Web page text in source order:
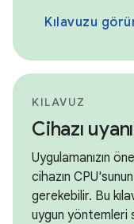
Kılavuzu
KILAVUZ
Cihazı
Uygulamanızın
cihazın
gerekebilir. Bu
uygun yöntemleri